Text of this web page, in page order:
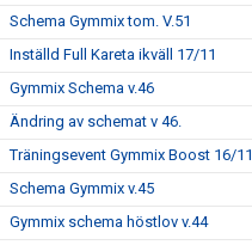
Schema Gymmix tom. V.51
Inställd Full Kareta ikväll 17/11
Gymmix Schema v.46
Ändring av schemat v 46.
Träningsevent Gymmix Boost 16/11
Schema Gymmix v.45
Gymmix schema höstlov v.44